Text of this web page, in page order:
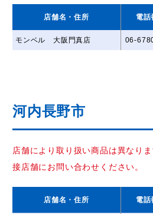
店舗名 ・住所 電話
モンベル 大阪門真店 06-
河内長野市
店舗により取り扱い商品は異なり
接店舗にお問い合わせください。
店舗名 ・住所 電話